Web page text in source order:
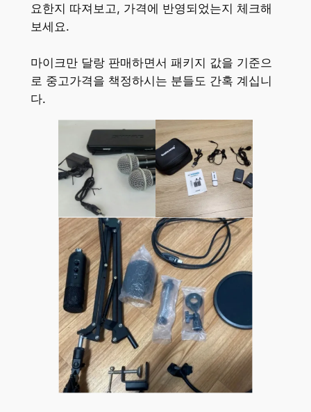
요한지 따져보고, 가격에 반영되었는지 체크해
보세요.
마이크만 달랑 판매하면서 패키지 값을 기준으
로 중고가격을 책정하시는 분들도 간혹 계십니
다.